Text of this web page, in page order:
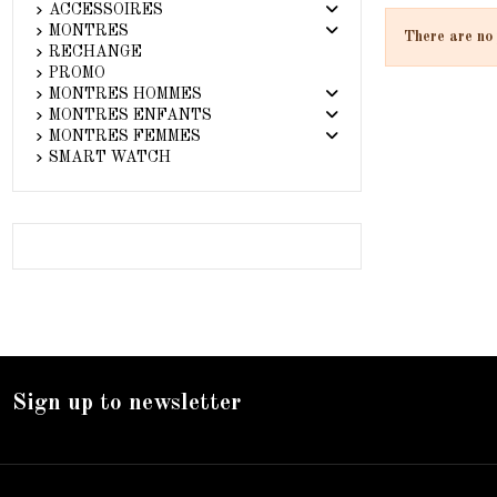
There are
ACCESSOIRES
MONTRES
RECHANGE
PROMO
MONTRES HOMMES
MONTRES ENFANTS
MONTRES FEMMES
SMART WATCH
Sign up to newsletter